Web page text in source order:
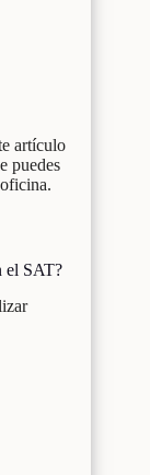
artículo
puedes
el SAT?